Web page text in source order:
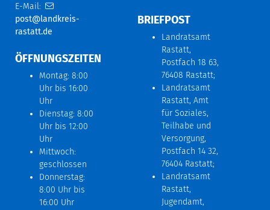
E-Mail:
post@landkreis-
rastatt.de
ÖFFNUNGSZEITEN
Montag: 8:00
Uhr bis 16:00
Uhr
Dienstag: 8:00
Uhr bis 12:00
Uhr
Mittwoch:
geschlossen
Donnerstag:
8:00 Uhr bis
16:00 Uhr
BRIEFPOST
Landratsamt
Rastatt,
Postfach 18 63,
76408 Rastatt;
Landratsamt
Rastatt, Amt
für Soziales,
Teilhabe und
Versorgung,
Postfach 14 32,
76404 Rastatt;
Landratsamt
Rastatt,
Jugendamt,